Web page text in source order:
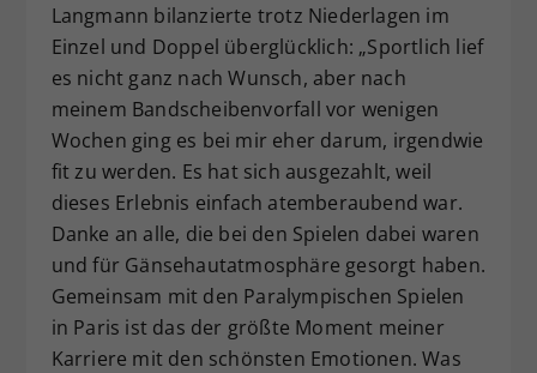
Langmann bilanzierte trotz Niederlagen im
Einzel und Doppel überglücklich: „Sportlich lief
es nicht ganz nach Wunsch, aber nach
meinem Bandscheibenvorfall vor wenigen
Wochen ging es bei mir eher darum, irgendwie
fit zu werden. Es hat sich ausgezahlt, weil
dieses Erlebnis einfach atemberaubend war.
Danke an alle, die bei den Spielen dabei waren
und für Gänsehautatmosphäre gesorgt haben.
Gemeinsam mit den Paralympischen Spielen
in Paris ist das der größte Moment meiner
Karriere mit den schönsten Emotionen. Was